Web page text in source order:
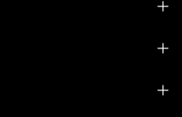
da entrada ao quarto.
e estantes.